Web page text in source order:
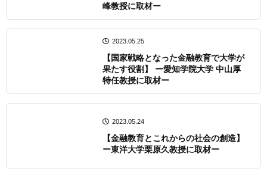
峰教授に取材ー
2023.05.25
【国家戦略となった金融教育で大学が
果たす役割】 ー愛知学院大学 中山厚
特任教授に取材ー
2023.05.24
【金融教育とこれからの社会の創造】
ー東洋大学栗原久教授に取材ー